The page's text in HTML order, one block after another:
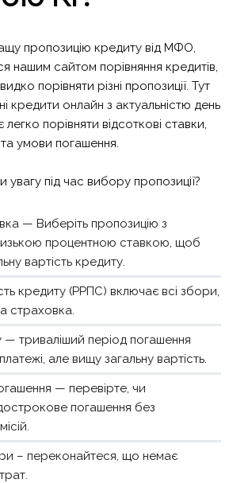
пропозицію кредиту від МФО,
нашим сайтом порівняння кредитів,
порівняти різні пропозиції. Тут
кредити онлайн з актуальністю день
порівняти відсоткові ставки,
умови погашення.
увагу під час вибору пропозиції?
— Виберіть пропозицію з
процентною ставкою, щоб
вартість кредиту.
кредиту (РРПС) включає всі збори,
страховка.
— триваліший період погашення
але вищу загальну вартість.
— перевірте, чи
погашення без
– переконайтеся, що немає